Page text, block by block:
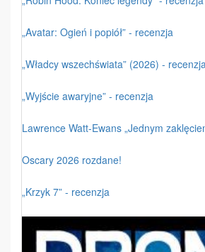
„Avatar: Ogień i popiół” - recenzja
„Władcy wszechświata” (2026) - recenzja
„Wyjście awaryjne” - recenzja
Lawrence Watt-Ewans „Jednym
Oscary 2026 rozdane!
„Krzyk 7” - recenzja